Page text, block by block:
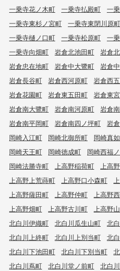
一乗寺花ノ木町
一乗寺払殿町 一
一乗寺東杉ノ宮町
一乗寺東閉川原町
一乗寺樋ノ口町
一乗寺松原町 一
一乗寺向畑町
岩倉北池田町 岩倉
岩倉忠在地町
岩倉中大鷺町 岩倉
岩倉長谷町
岩倉西河原町 岩倉西
岩倉花園町
岩倉東五田町 岩倉東
岩倉南大鷺町
岩倉南河原町 岩倉
岩倉南平岡町
岩倉南四ノ坪町 岩
岡崎入江町
岡崎北御所町 岡崎真
岡崎天王町
岡崎徳成町 岡崎西福
岡崎法勝寺町
上高野稲荷町 上高
上高野上荒蒔町
上高野口小森町
上高野薩田町
上高野仲町 上高野
上高野畑町
上高野古川町 上高野
北白川伊織町
北白川瓜生山町 北
北白川上終町
北白川上別当町 北
北白川下池田町
北白川下別当町
北白川蔦町
北白川堂ノ前町 北白